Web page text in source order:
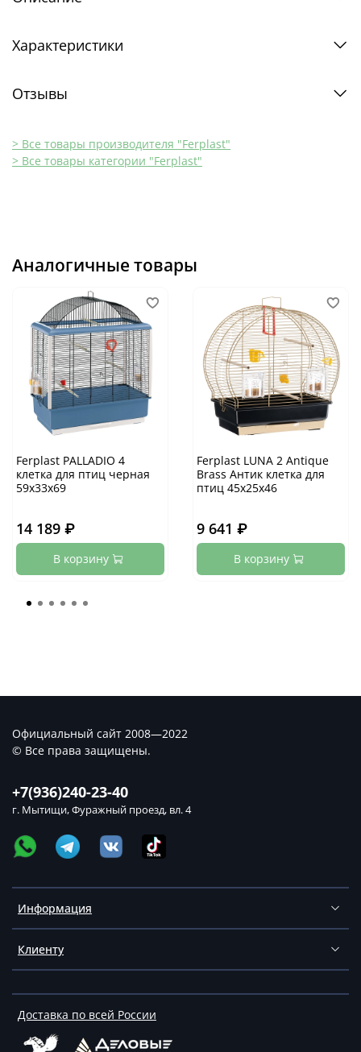
Характеристики
Отзывы
> Все товары производителя "Ferplast"
> Все товары категории "Ferplast"
Аналогичные товары
Ferplast PALLADIO 4
клетка для птиц черная
59х33х69
14 189 ₽
В корзину
Ferplast LUNA 2 Antique
Brass Антик клетка для
птиц 45х25х46
9 641 ₽
В корзину
Информация
Клиенту
Доставка по всей России
+7(936)240-23-40
г. Мытищи, Фуражный проезд, вл. 4
Официальный сайт 2008—2022
© Все права защищены.